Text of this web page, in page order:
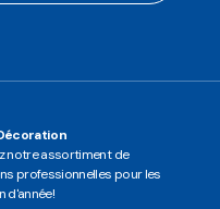
notre assortiment de
professionnelles pour les
d'année!